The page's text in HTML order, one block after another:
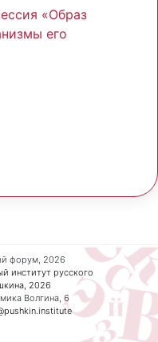
«Образ
его
форум, 2026
институт русского
2026
Волгина, 6